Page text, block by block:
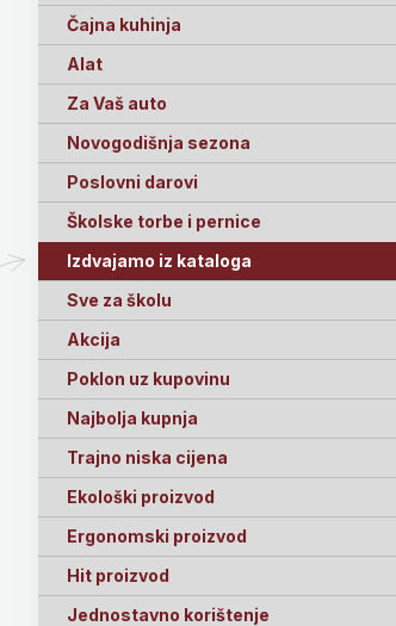
Čajna kuhinja
Alat
Za Vaš auto
Novogodišnja sezona
Poslovni darovi
Školske torbe i pernice
Izdvajamo iz kataloga
Sve za školu
Akcija
Poklon uz kupovinu
Najbolja kupnja
Trajno niska cijena
Ekološki proizvod
Ergonomski proizvod
Hit proizvod
Jednostavno korištenje